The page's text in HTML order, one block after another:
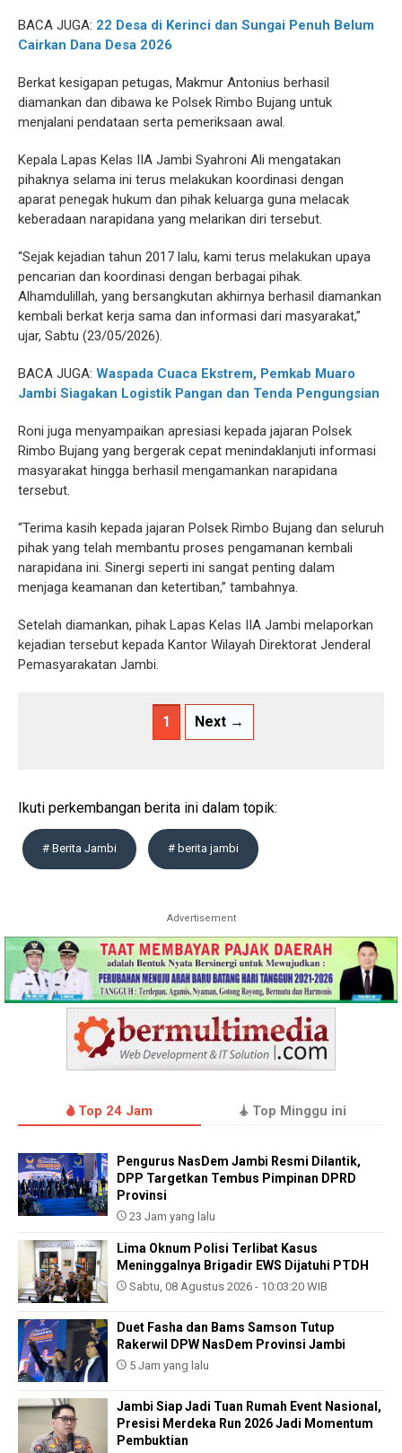
BACA JUGA: 22 Desa di Kerinci dan Sungai Penuh Belum
Cairkan Dana Desa 2026
Berkat kesigapan petugas, Makmur Antonius berhasil
diamankan dan dibawa ke Polsek Rimbo Bujang untuk
menjalani pendataan serta pemeriksaan awal.
Kepala Lapas Kelas IIA Jambi Syahroni Ali mengatakan
pihaknya selama ini terus melakukan koordinasi dengan
aparat penegak hukum dan pihak keluarga guna melacak
keberadaan narapidana yang melarikan diri tersebut.
“Sejak kejadian tahun 2017 lalu, kami terus melakukan upaya
pencarian dan koordinasi dengan berbagai pihak.
Alhamdulillah, yang bersangkutan akhirnya berhasil diamankan
kembali berkat kerja sama dan informasi dari masyarakat,”
ujar, Sabtu (23/05/2026).
BACA JUGA: Waspada Cuaca Ekstrem, Pemkab Muaro
Jambi Siagakan Logistik Pangan dan Tenda Pengungsian
Roni juga menyampaikan apresiasi kepada jajaran Polsek
Rimbo Bujang yang bergerak cepat menindaklanjuti informasi
masyarakat hingga berhasil mengamankan narapidana
tersebut.
“Terima kasih kepada jajaran Polsek Rimbo Bujang dan seluruh
pihak yang telah membantu proses pengamanan kembali
narapidana ini. Sinergi seperti ini sangat penting dalam
menjaga keamanan dan ketertiban,” tambahnya.
Setelah diamankan, pihak Lapas Kelas IIA Jambi melaporkan
kejadian tersebut kepada Kantor Wilayah Direktorat Jenderal
Pemasyarakatan Jambi.
1 Next →
Ikuti perkembangan berita ini dalam topik:
# Berita Jambi # berita jambi
Advertisement
Top 24 Jam Top Minggu ini
Pengurus NasDem Jambi Resmi Dilantik,
DPP Targetkan Tembus Pimpinan DPRD
Provinsi
23 Jam yang lalu
Lima Oknum Polisi Terlibat Kasus
Meninggalnya Brigadir EWS Dijatuhi PTDH
Sabtu, 08 Agustus 2026 - 10:03:20 WIB
Duet Fasha dan Bams Samson Tutup
Rakerwil DPW NasDem Provinsi Jambi
5 Jam yang lalu
Jambi Siap Jadi Tuan Rumah Event Nasional,
Presisi Merdeka Run 2026 Jadi Momentum
Pembuktian